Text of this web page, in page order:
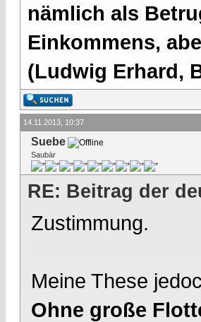
nämlich als
Einkommens,
(Ludwig Erhard,
14.11.2013, 10:37
Suebe
Saubär
RE: Beitrag der
Zustimmung.
Meine These
Ohne große